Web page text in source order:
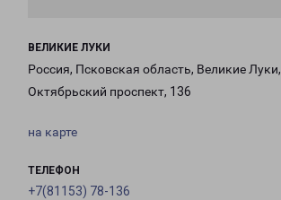
ВЕЛИКИЕ ЛУКИ
Россия, Псковская область, Великие Луки,
Октябрьский проспект, 136
на карте
ТЕЛЕФОН
+7(81153) 78-136